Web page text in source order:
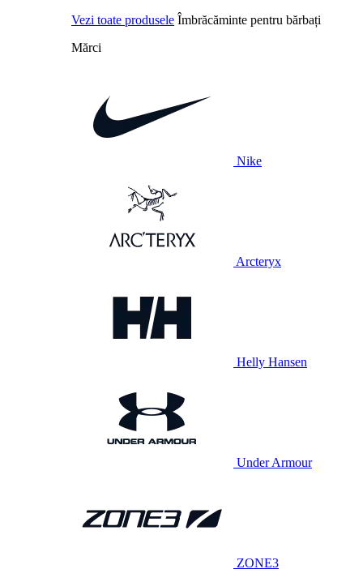
Vezi toate produsele Îmbrăcăminte pentru bărbați
Mărci
Nike
Arcteryx
Helly Hansen
Under Armour
ZONE3